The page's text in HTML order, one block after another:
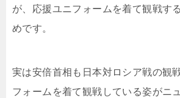
が、応援ユニフォームを着て観戦す
めです。
実は安倍首相も日本対ロシア戦の観
フォームを着て観戦している姿がニ